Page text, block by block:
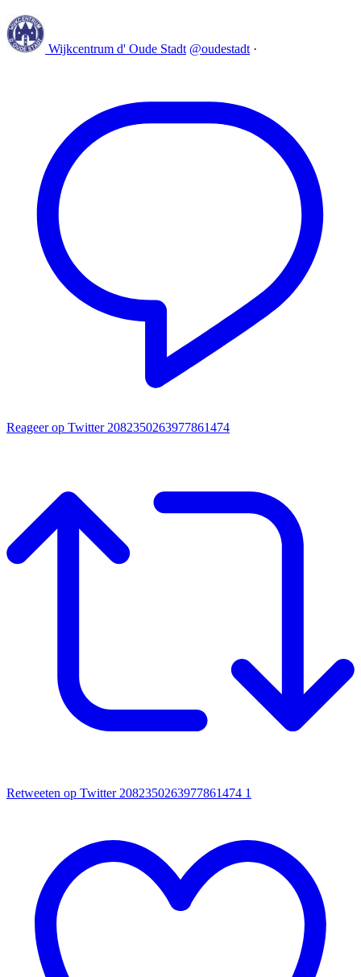
Wijkcentrum d' Oude Stadt @oudestadt ·
Reageer op Twitter 2082350263977861474
Retweeten op Twitter 2082350263977861474 1